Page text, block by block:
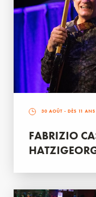
30 AOÛT - DÈS 11 ANS
FABRIZIO